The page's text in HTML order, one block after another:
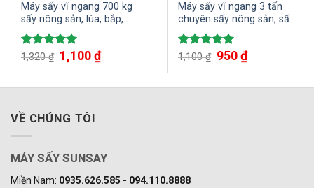
Máy sấy vĩ ngang 700 kg
sấy nông sản, lúa, bắp,
đậu lạc…
Được xếp
5.00
1,320₫ 1,100₫
Máy sấy vĩ ngang 3 tấn
chuyên sấy nông sản, sấy
lúa, ngô, đậu nành…
Được xếp
1,100₫ 950₫
VỀ CHÚNG TÔI
MÁY SẤY SUNSAY
Miền Nam: 0935.626.585 - 094.110.8888